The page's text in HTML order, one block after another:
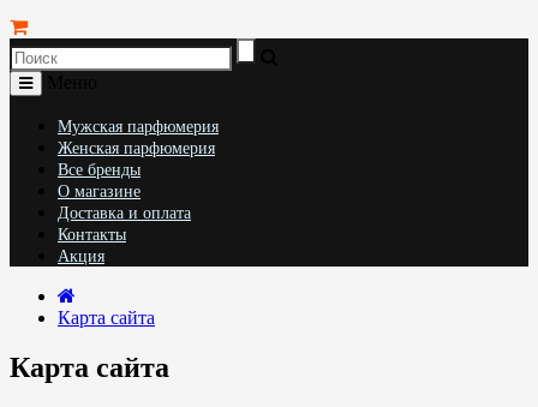
Мужская парфюмерия
Женская парфюмерия
Все бренды
О магазине
Доставка и оплата
Контакты
Акция
Карта сайта
Карта сайта